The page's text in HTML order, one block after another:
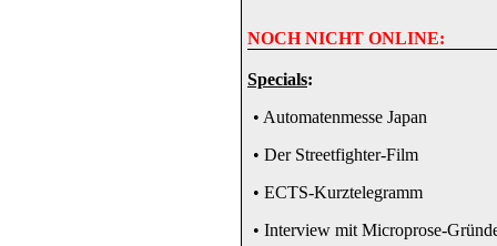
NOCH NICHT ONLINE:
Specials:
• Automatenmesse Japan
• Der Streetfighter-Film
• ECTS-Kurztelegramm
• Interview mit Microprose-